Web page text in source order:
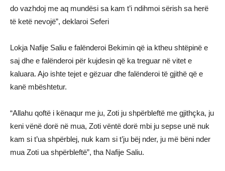
do vazhdoj me aq mundësi sa kam t’i ndihmoi sërish sa herë
të ketë nevojë”, deklaroi Seferi
Lokja Nafije Saliu e falënderoi Bekimin që ia ktheu shtëpinë e
saj dhe e falënderoi për kujdesin që ka treguar në vitet e
kaluara. Ajo ishte tejet e gëzuar dhe falënderoi të gjithë që e
kanë mbështetur.
“Allahu qoftë i kënaqur me ju, Zoti ju shpërbleftë me gjithçka, ju
keni vënë dorë në mua, Zoti vëntë dorë mbi ju sepse unë nuk
kam si t’ua shpërblej, nuk kam si t’ju bëj nder, ju më bëni nder
mua Zoti ua shpërbleftë”, tha Nafije Saliu.